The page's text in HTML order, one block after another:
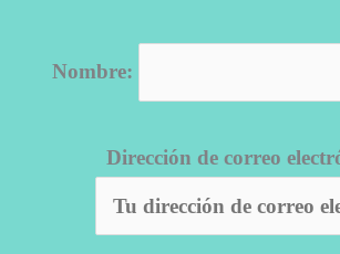
Nombre:
Dirección de correo